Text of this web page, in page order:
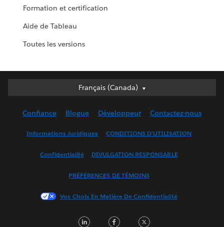
Formation et certification
Aide de Tableau
Toutes les versions
Français (Canada)
Français (Canada)
English (UK)
Français (France)
한국어
Confiance Blogue Développeur Contactez-nous
Informations Juridiques CONDITIONS D’UTILISATION
Confidentialité DIVULGATION RESPONSABLE
PRÉFÉRENCES DE TÉMOINS
Vos Choix En Matière De Confidentialité
LinkedInFacebook